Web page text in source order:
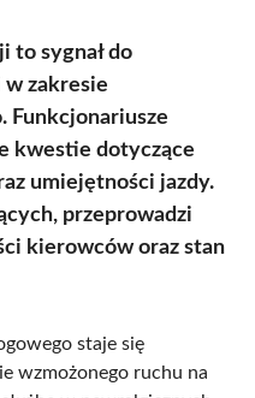
to sygnał do
zakresie
Funkcjonariusze
kwestie dotyczące
umiejętności jazdy.
przeprowadzi
kierowców oraz stan
staje się
wzmożonego ruchu na